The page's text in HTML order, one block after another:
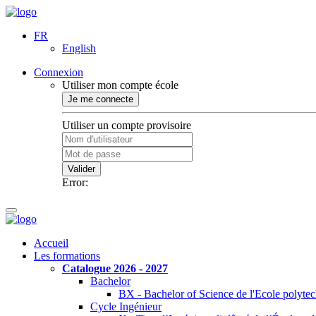
FR
English
Connexion
Utiliser mon compte école
Je me connecte
Utiliser un compte provisoire
Valider
Error:
Accueil
Les formations
Catalogue 2026 - 2027
Bachelor
BX - Bachelor of Science de l'Ecole
Cycle Ingénieur